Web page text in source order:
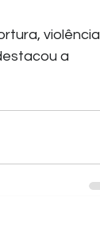
violência
a